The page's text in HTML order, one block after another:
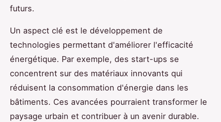
futurs.
Un aspect clé est le développement de
technologies permettant d'améliorer l'efficacité
énergétique. Par exemple, des start-ups se
concentrent sur des matériaux innovants qui
réduisent la consommation d'énergie dans les
bâtiments. Ces avancées pourraient transformer le
paysage urbain et contribuer à un avenir durable.